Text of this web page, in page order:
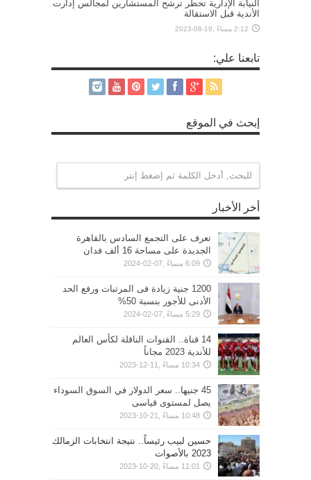
النيابة الإدارية تحظر ترشح المستشارين لمجالس إدارت
الأندية قبل الاستقالة
2:12 مساءً ,19-08-2023
تابعنا علي:
إبحث في الموقع
أخر الأخبار
تعرف على التجمع السادس بالقاهرة
الجديدة على مساحة 16 ألف فدان
6:09 مساءً ,07-02-2024
1200 جنية زيادة فى المرتبات ورفع الحد
الأدنى للأجور بنسبة 50%
5:29 مساءً ,07-02-2024
14 قناة.. القنوات الناقلة لكأس العالم
للأندية 2023 مجاناً
10:34 مساءً ,11-12-2023
45 جنيها.. سعر الدولار في السوق السوداء
يصل لمستوى قياسى
10:48 مساءً ,21-10-2023
حسين لبيب رئيساً.. نتيجة انتخابات الزمالك
2023 بالأصوات
11:01 مساءً ,20-10-2023